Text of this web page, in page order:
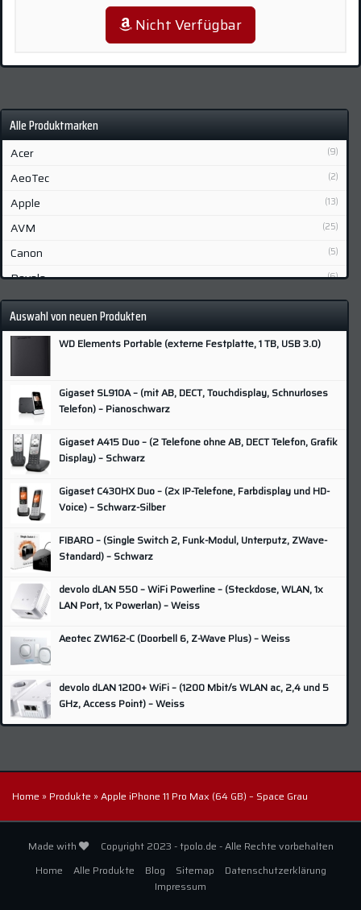
Nicht Verfügbar
Alle Produktmarken
Acer (9)
AeoTec (2)
Apple (13)
AVM (25)
Canon (5)
Devolo (6)
Fibaro (2)
Fujifilm
Grundig
Hisense
Huawei
Lenovo
LG
Nikon
Olympus
Pentax
Philips
QNAP
Raspberry (3)
SanDisk (2)
Sonoff
Sony (4)
Synology (16)
TP-Link
Auswahl von neuen Produkten
WD Elements Portable (externe Festplatte, 1 TB, USB 3.0)
Gigaset SL910A – (mit AB, DECT, Touchdisplay, Schnurloses
Telefon) – Pianoschwarz
Gigaset A415 Duo – (2 Telefone ohne AB, DECT Telefon, Grafik
Display) – Schwarz
Gigaset C430HX Duo – (2x IP-Telefone, Farbdisplay und HD-
Voice) – Schwarz-Silber
FIBARO – (Single Switch 2, Funk-Modul, Unterputz, ZWave-
Standard) – Schwarz
devolo dLAN 550 – WiFi Powerline – (Steckdose, WLAN, 1x
LAN Port, 1x Powerlan) – Weiss
Aeotec ZW162-C (Doorbell 6, Z-Wave Plus) – Weiss
devolo dLAN 1200+ WiFi – (1200 Mbit/s WLAN ac, 2,4 und 5
GHz, Access Point) – Weiss
Home » Produkte » Apple iPhone 11 Pro Max (64 GB) – Space Grau
Made with
Copyright 2023 - tpolo.de - Alle Rechte vorbehalten
Home
Alle Produkte Blog Sitemap
Datenschutzerklärung
Impressum